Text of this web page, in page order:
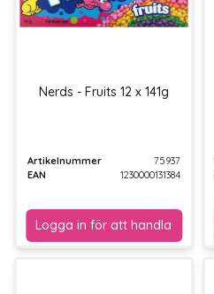
Nerds - Fruits 12 x 141g
Artikelnummer
75937
EAN
1230000131384